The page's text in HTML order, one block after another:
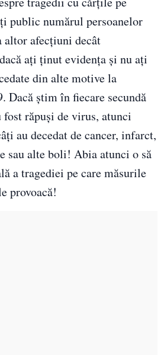
public numărul persoanelor
altor afecțiuni decât
ați ținut evidența și nu ați
din alte motive la
Dacă știm în fiecare secundă
răpuși de virus, atunci
au decedat de cancer, infarct,
sau alte boli! Abia atunci o să
a tragediei pe care măsurile
provoacă!